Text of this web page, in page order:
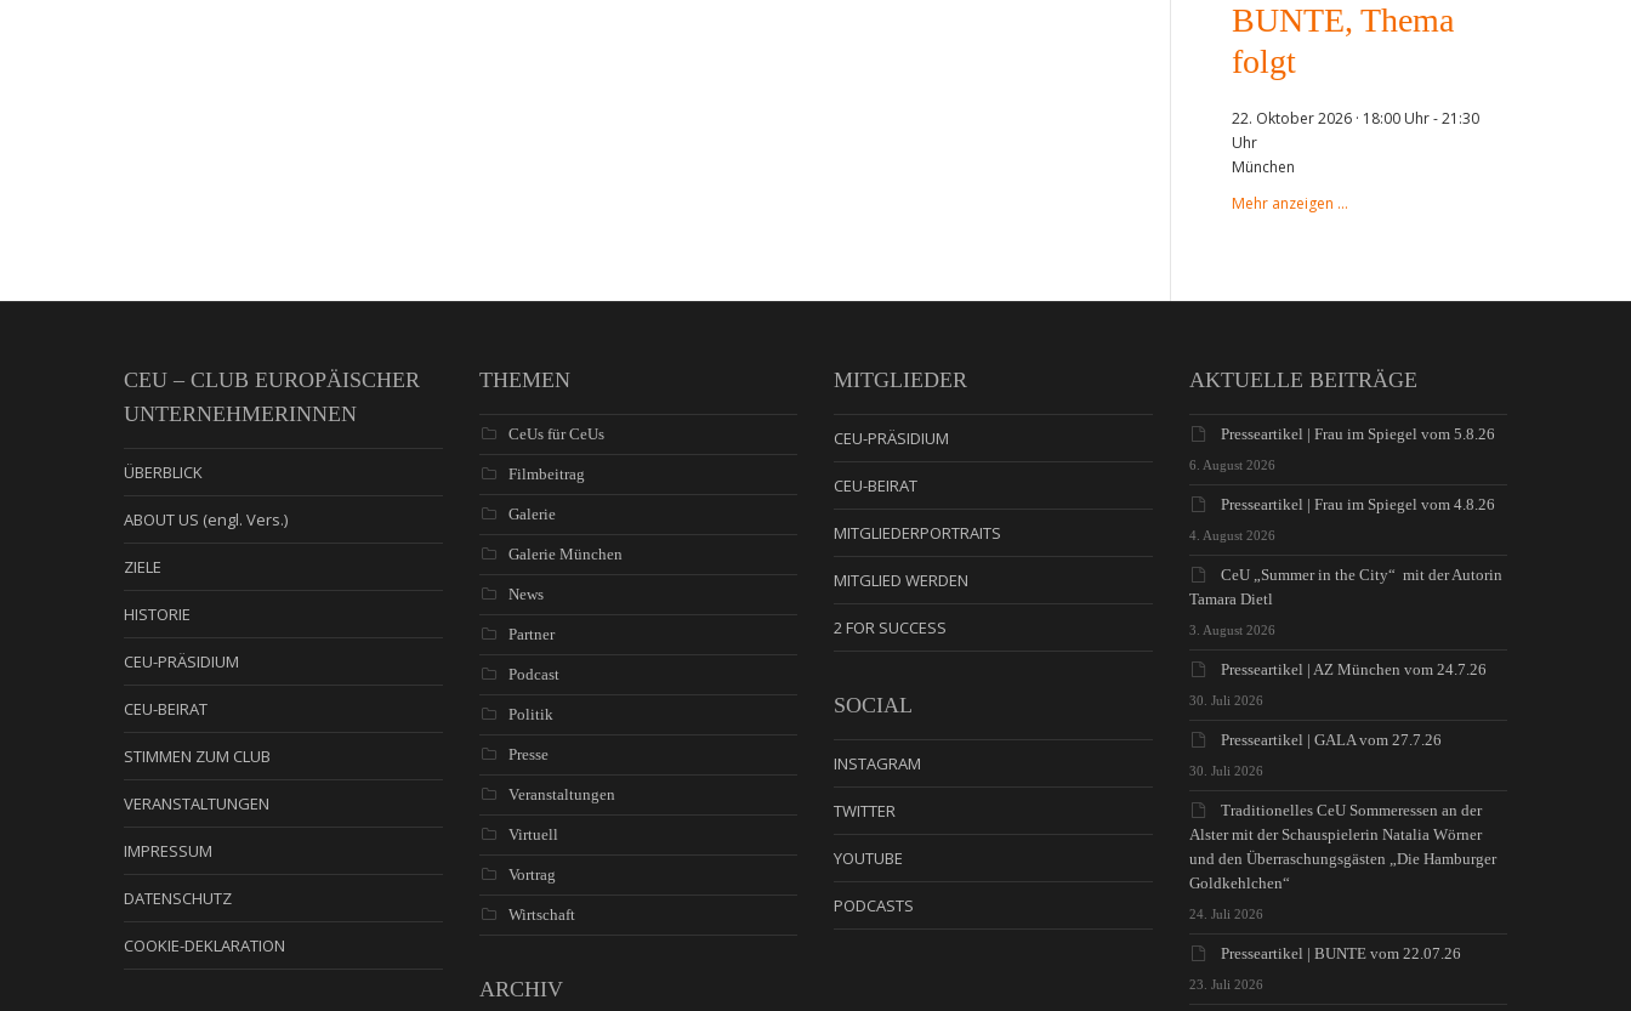
BUNTE, Thema
folgt
22. Oktober 2026 · 18:00 Uhr-21:30
Uhr
München
Mehr anzeigen …
CEU – CLUB EUROPÄISCHER
UNTERNEHMERINNEN
ÜBERBLICK
ABOUT US (engl. Vers.)
ZIELE
HISTORIE
CEU-PRÄSIDIUM
CEU-BEIRAT
STIMMEN ZUM CLUB
VERANSTALTUNGEN
IMPRESSUM
DATENSCHUTZ
COOKIE-DEKLARATION
THEMEN
CeUs für CeUs
Filmbeitrag
Galerie
Galerie München
News
Partner
Podcast
Politik
Presse
Veranstaltungen
Virtuell
Vortrag
Wirtschaft
ARCHIV
MITGLIEDER
CEU-PRÄSIDIUM
CEU-BEIRAT
MITGLIEDERPORTRAITS
MITGLIED WERDEN
2 FOR SUCCESS
SOCIAL
INSTAGRAM
TWITTER
YOUTUBE
PODCASTS
AKTUELLE BEITRÄGE
Presseartikel | Frau im Spiegel vom 5.8.26
6. August 2026
Presseartikel | Frau im Spiegel vom 4.8.26
4. August 2026
CeU „Summer in the City“ mit der Autorin
Tamara Dietl
3. August 2026
Presseartikel | AZ München vom 24.7.26
30. Juli 2026
Presseartikel | GALA vom 27.7.26
30. Juli 2026
Traditionelles CeU Sommeressen an der
Alster mit der Schauspielerin Natalia Wörner
und den Überraschungsgästen „Die Hamburger
Goldkehlchen“
24. Juli 2026
Presseartikel | BUNTE vom 22.07.26
23. Juli 2026